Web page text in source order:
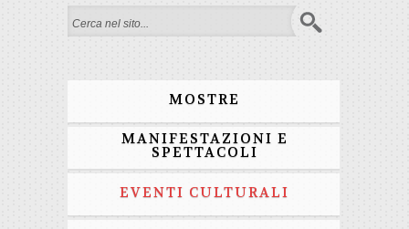
Search form
MOSTRE
MANIFESTAZIONI E
SPETTACOLI
EVENTI CULTURALI